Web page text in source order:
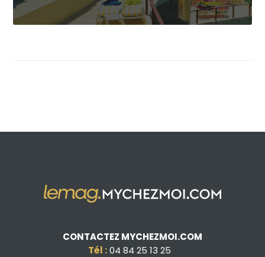
CONTACTEZ MYCHEZMOI.COM
Tél :04 84 25 13 25